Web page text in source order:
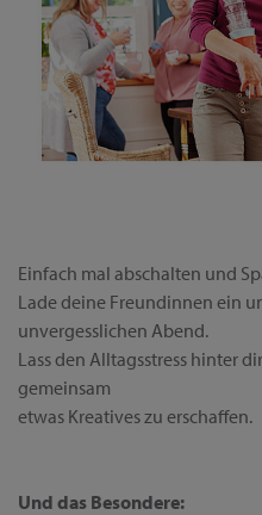
Einfach mal abschalten und
Lade deine Freundinnen ein
unvergesslichen Abend.
Lass den Alltagsstress hinter
gemeinsam
etwas Kreatives zu erschaffen.
Und das Besondere: